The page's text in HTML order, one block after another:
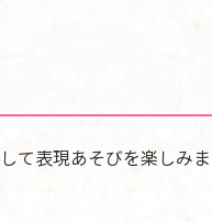
て表現あそびを楽しみ